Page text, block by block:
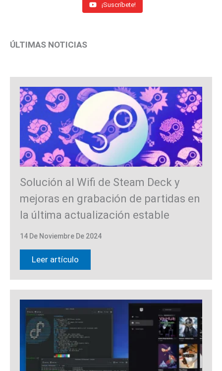
¡Suscríbete!
ÚLTIMAS NOTICIAS
Solución al Wifi de Steam Deck y
mejoras en grabación de partidas en
la última actualización estable
14 De Noviembre De 2024
Leer artículo